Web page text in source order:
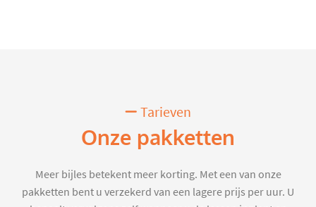
Tarieven
Onze pakketten
Meer bijles betekent meer korting. Met een van onze
pakketten bent u verzekerd van een lagere prijs per uur. U